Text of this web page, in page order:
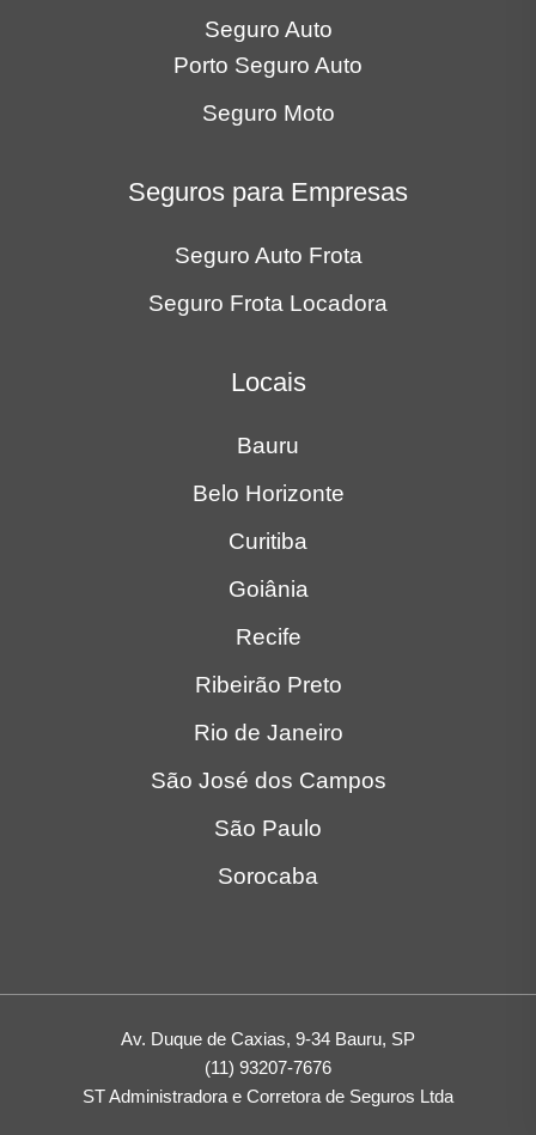
Seguro Auto
Porto Seguro Auto
Seguro Moto
Seguros para Empresas
Seguro Auto Frota
Seguro Frota Locadora
Locais
Bauru
Belo Horizonte
Curitiba
Goiânia
Recife
Ribeirão Preto
Rio de Janeiro
São José dos Campos
São Paulo
Sorocaba
Av. Duque de Caxias, 9-34 Bauru, SP
(11) 93207-7676
ST Administradora e Corretora de Seguros Ltda